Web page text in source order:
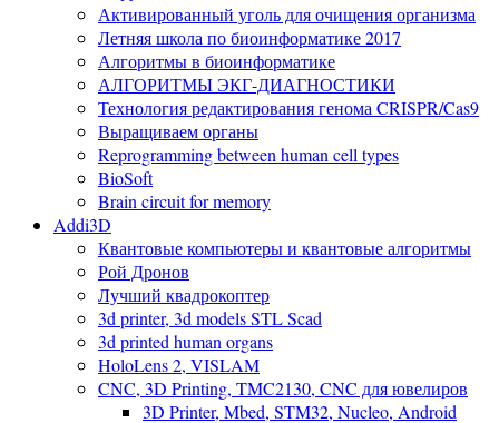
Активированный уголь для очищения организма
Летняя школа по биоинформатике 2017
Алгоритмы в биоинформатике
АЛГОРИТМЫ ЭКГ-ДИАГНОСТИКИ
Технология редактирования генома CRISPR/Cas9
Выращиваем органы
Reprogramming between human cell types
BioSoft
Brain circuit for memory
Addi3D
Квантовые компьютеры и квантовые алгоритмы
Рой Дронов
Лучший квадрокоптер
3d printer, 3d models STL Scad
3d printed human organs
HoloLens 2, VISLAM
CNC, 3D Printing, TMC2130, CNC для ювелиров
3D Printer, Mbed, STM32, Nucleo, Android